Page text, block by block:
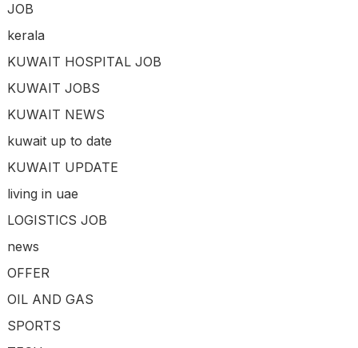
JOB
kerala
KUWAIT HOSPITAL JOB
KUWAIT JOBS
KUWAIT NEWS
kuwait up to date
KUWAIT UPDATE
living in uae
LOGISTICS JOB
news
OFFER
OIL AND GAS
SPORTS